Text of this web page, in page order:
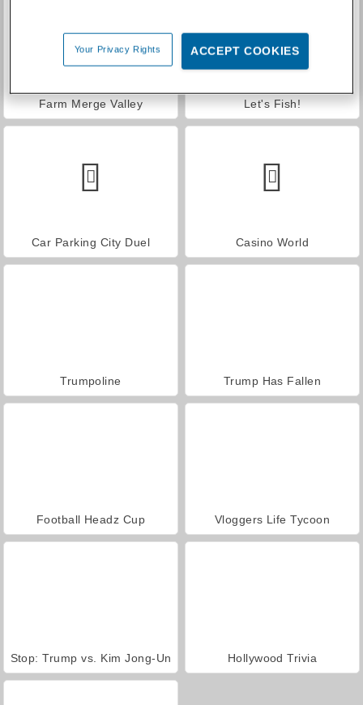
Farm Merge Valley Let's Fish!
Car Parking City Duel Casino World
Trumpoline Trump Has Fallen
Football Headz Cup Vloggers Life Tycoon
Stop: Trump vs. Kim Jong-Un Hollywood Trivia
Your Privacy Rights ACCEPT COOKIES